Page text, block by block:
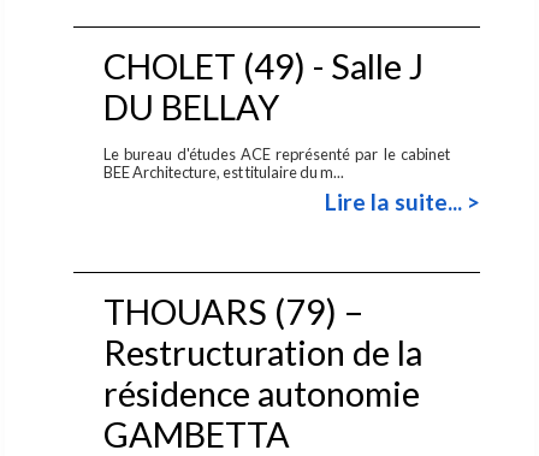
CHOLET (49) - Salle J
DU BELLAY
Le bureau d'études ACE représenté par le cabinet
BEE Architecture, est titulaire du m...
Lire la suite... >
THOUARS (79) –
Restructuration de la
résidence autonomie
GAMBETTA